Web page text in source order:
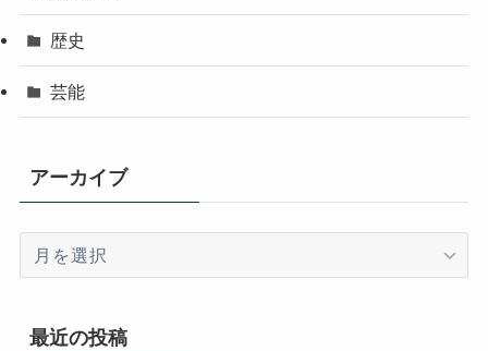
歴史
芸能
アーカイブ
イ
最近の投稿